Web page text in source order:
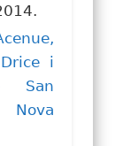
i
San